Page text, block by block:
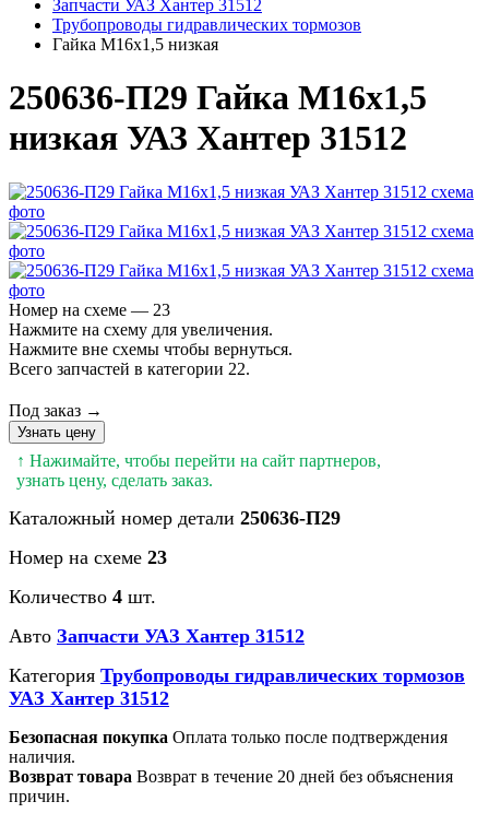
Запчасти УАЗ Хантер 31512
Трубопроводы гидравлических тормозов
Гайка М16х1,5 низкая
250636-П29 Гайка М16х1,5
низкая УАЗ Хантер 31512
Номер на схеме — 23
Нажмите на схему для увеличения.
Нажмите вне схемы чтобы вернуться.
Всего запчастей в категории 22.
Под заказ →
Узнать цену
↑ Нажимайте, чтобы перейти на сайт партнеров,
узнать цену, сделать заказ.
Каталожный номер детали 250636-П29
Номер на схеме 23
Количество 4 шт.
Авто Запчасти УАЗ Хантер 31512
Категория Трубопроводы гидравлических тормозов
УАЗ Хантер 31512
Безопасная покупка Оплата только после подтверждения
наличия.
Возврат товара Возврат в течение 20 дней без объяснения
причин.